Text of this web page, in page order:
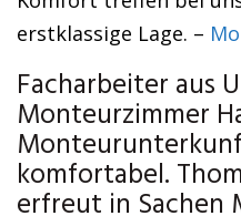
erstklassige Lage. –
Facharbeiter aus
Monteurzimmer
komfortabel.
erfreut in Sachen